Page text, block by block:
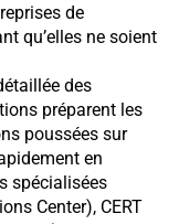
de
qu’elles ne soient
des
préparent les
poussées sur
en
spécialisées
Center), CERT